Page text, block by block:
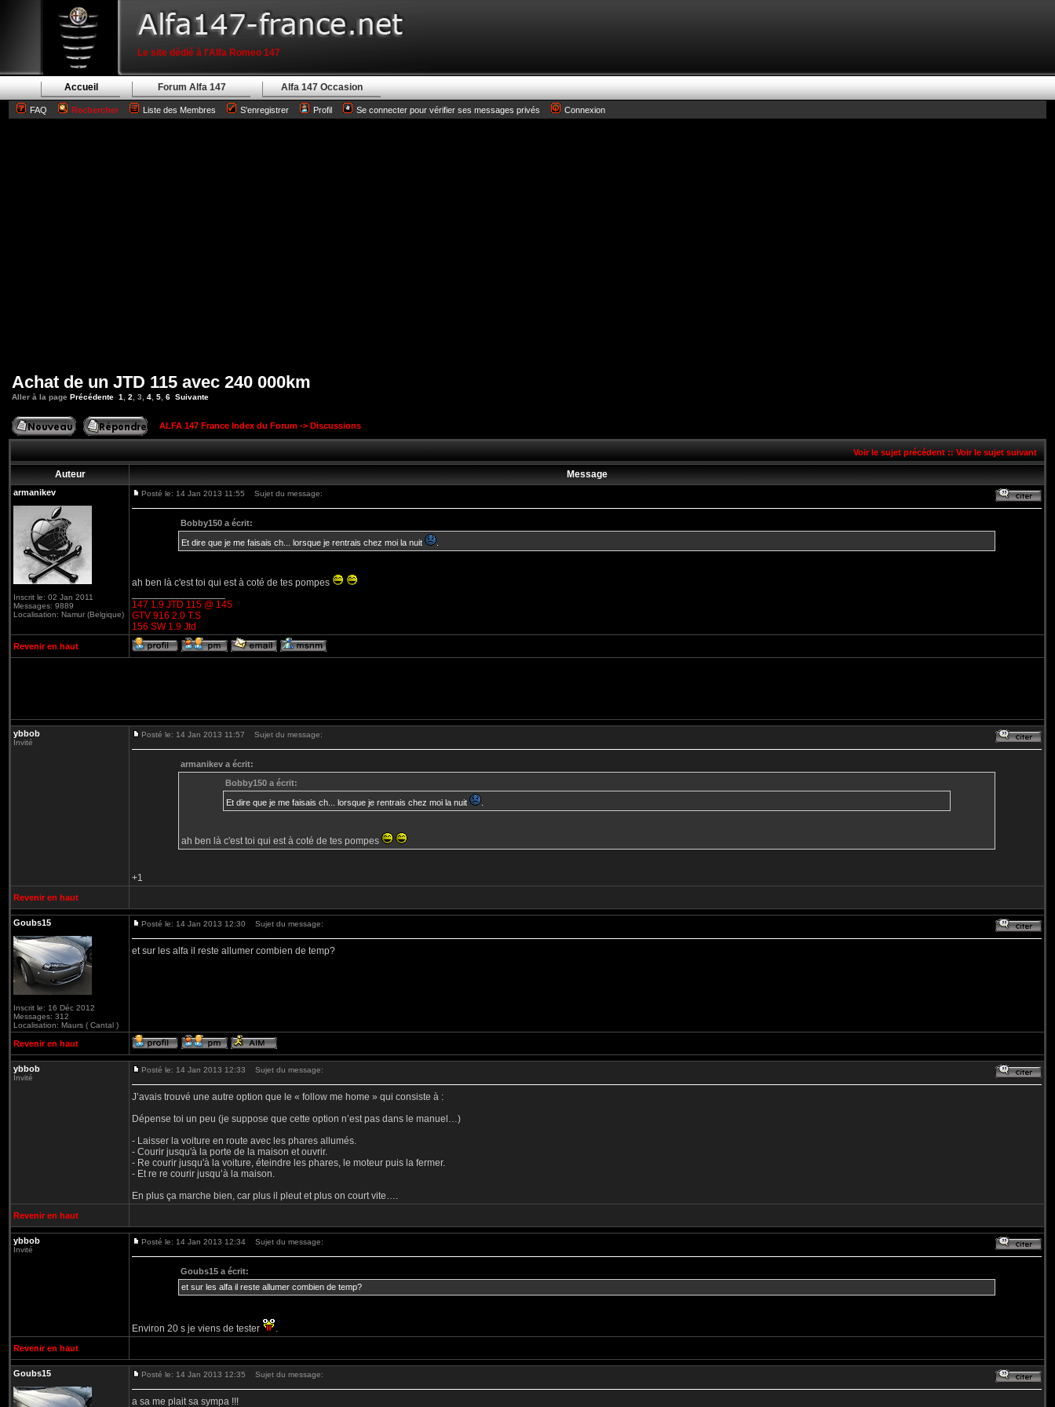
Le site dédié à l'Alfa Romeo 147
Accueil Forum Alfa 147 Alfa 147 Occasion
FAQ Rechercher Liste des Membres S'enregistrer Profil Se connecter pour vérifier ses messages privés Connexion
Achat de un JTD 115 avec 240 000km
Aller à la page Précédente 1 2 3 4 5 6 Suivante
ALFA 147 France Index du Forum -> Discussions
Voir le sujet précédent :: Voir le sujet suivant
Auteur Message
armanikev
Inscrit le: 02 Jan 2011
Messages: 9889
Localisation: Namur (Belgique)
Posté le: 14 Jan 2013 11:55 Sujet du message:
Bobby150 a écrit:
Et dire que je me faisais ch... lorsque je rentrais chez moi la nuit
ah ben là c'est toi qui est à coté de tes pompes
147 1.9 JTD 115 @ 145
GTV 916 2.0 T.S
156 SW 1.9 Jtd
Revenir en haut
ybbob
Invité
Posté le: 14 Jan 2013 11:57 Sujet du message:
armanikev a écrit:
Bobby150 a écrit:
Et dire que je me faisais ch... lorsque je rentrais chez moi la nuit
ah ben là c'est toi qui est à coté de tes pompes
+1
Revenir en haut
Goubs15
Inscrit le: 16 Déc 2012
Messages: 312
Localisation: Maurs ( Cantal )
Posté le: 14 Jan 2013 12:30 Sujet du message:
et sur les alfa il reste allumer combien de temp?
Revenir en haut
ybbob
Invité
Posté le: 14 Jan 2013 12:33 Sujet du message:
J’avais trouvé une autre option que le « follow me home » qui consiste à :
Dépense toi un peu (je suppose que cette option n’est pas dans le manuel…)
- Laisser la voiture en route avec les phares allumés.
- Courir jusqu'à la porte de la maison et ouvrir.
- Re courir jusqu'à la voiture, éteindre les phares, le moteur puis la fermer.
- Et re re courir jusqu’à la maison.
En plus ça marche bien, car plus il pleut et plus on court vite….
Revenir en haut
ybbob
Invité
Posté le: 14 Jan 2013 12:34 Sujet du message:
Goubs15 a écrit:
et sur les alfa il reste allumer combien de temp?
Environ 20 s je viens de tester .
Revenir en haut
Goubs15 Posté le: 14 Jan 2013 12:35 Sujet du message:
a sa me plait sa sympa !!!